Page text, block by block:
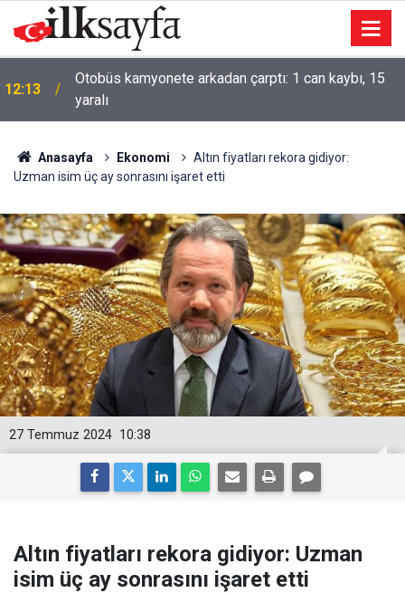
12:13
Otobüs kamyonete arkadan çarptı: 1 can kaybı, 15
yaralı
Anasayfa Ekonomi
Altın fiyatları rekora gidiyor:
Uzman isim üç ay sonrasını işaret etti
10:38
27 Temmuz 2024
Altın fiyatları rekora gidiyor: Uzman
isim üç ay sonrasını işaret etti